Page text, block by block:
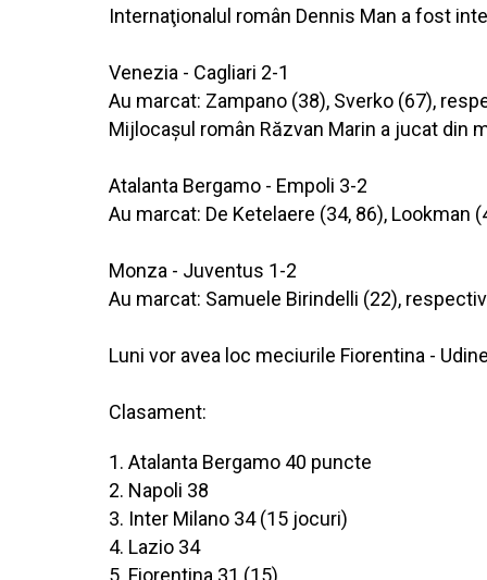
Internaţionalul român Dennis Man a fost
Venezia - Cagliari 2-1
Au marcat: Zampano (38), Sverko (67),
Mijlocaşul român Răzvan Marin a jucat din
Atalanta Bergamo - Empoli 3-2
Au marcat: De Ketelaere (34, 86),
Monza - Juventus 1-2
Au marcat: Samuele Birindelli (22),
Luni vor avea loc meciurile Fiorentina -
Clasament:
1. Atalanta Bergamo 40 puncte
2. Napoli 38
3. Inter Milano 34 (15 jocuri)
4. Lazio 34
5. Fiorentina 31 (15)